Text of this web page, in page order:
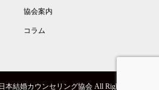
協会案内
コラム
結婚カウンセリング協会 All Rights Reserved.